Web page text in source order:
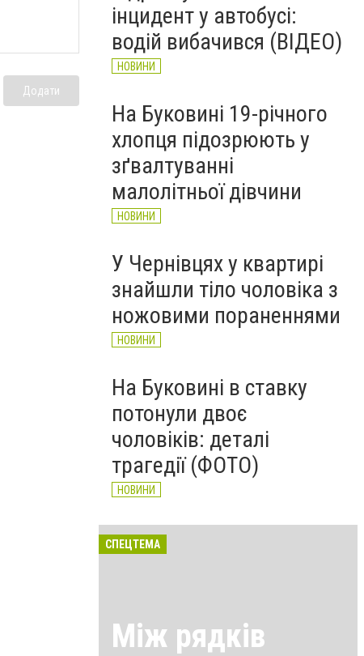
Додати
рятувальників Буковини
НОВИНИ
інцидент у автобусі:
водій вибачився (ВІДЕО)
НОВИНИ
На Буковині 19-річного
хлопця підозрюють у
зґвалтуванні
малолітньої дівчини
НОВИНИ
У Чернівцях у квартирі
знайшли тіло чоловіка з
ножовими пораненнями
НОВИНИ
На Буковині в ставку
потонули двоє
чоловіків: деталі
трагедії (ФОТО)
НОВИНИ
СПЕЦТЕМА
Між рядків